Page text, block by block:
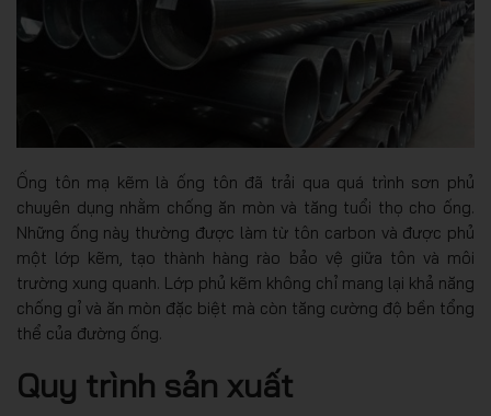
Ống tôn mạ kẽm là ống tôn đã trải qua quá trình sơn phủ
chuyên dụng nhằm chống ăn mòn và tăng tuổi thọ cho ống.
Những ống này thường được làm từ tôn carbon và được phủ
một lớp kẽm, tạo thành hàng rào bảo vệ giữa tôn và môi
trường xung quanh. Lớp phủ kẽm không chỉ mang lại khả năng
chống gỉ và ăn mòn đặc biệt mà còn tăng cường độ bền tổng
thể của đường ống.
Quy trình sản xuất